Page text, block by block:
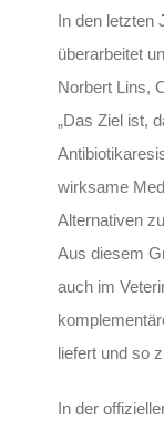
In den letzten
überarbeitet
Norbert Lins,
„Das Ziel ist,
wirksame
Alternativen
Aus diesem
auch im
liefert und so
In der